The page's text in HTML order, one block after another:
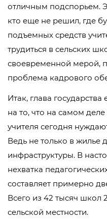
отличным подспорьем.
кто еще не решил, где
подъемных средств
трудиться в сельских
своевременной мерой,
проблема кадрового
Итак, глава
на то, что на самом
учителя сегодня
Ведь не только в жилье
инфраструктуры. В
нехватка
составляет примерно
Всего из 42 тысяч школ
сельской местности.